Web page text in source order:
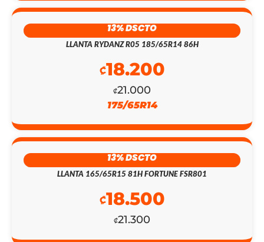
13% DSCTO
LLANTA RYDANZ R05 185/65R14 86H
₡21.000
₡18.200
175/65R14
13% DSCTO
LLANTA 165/65R15 81H FORTUNE FSR801
₡21.300
₡18.500
ORIGINAL
ERA:
ACTUAL
ES: